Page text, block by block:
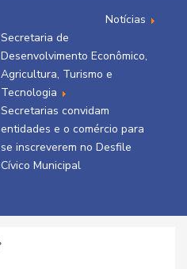
Notícias
Secretaria de
Desenvolvimento Econômico,
Agricultura, Turismo e
Tecnologia
Secretarias convidam
entidades e o comércio para
se inscreverem no Desfile
Cívico Municipal